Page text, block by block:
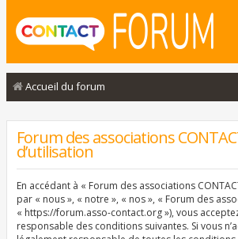
Accueil du forum
Forum des associations
d’utilisation
En accédant à « Forum des associations
par « nous », « notre », « nos », « Forum des
« https://forum.asso-contact.org »), vous
responsable des conditions suivantes. Si vous